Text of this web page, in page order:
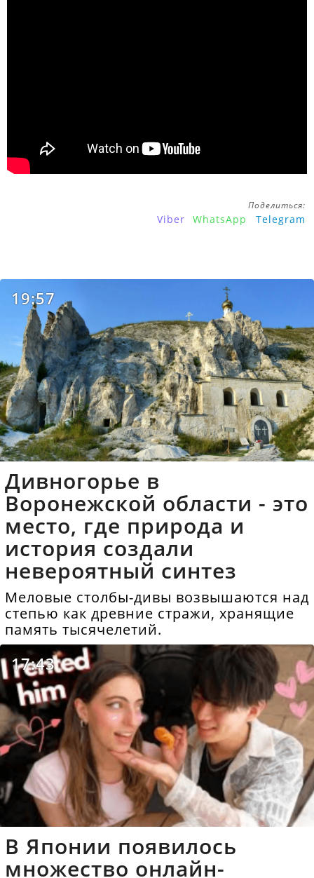
Поделиться:
Viber WhatsApp Telegram
19:57
Дивногорье в
Воронежской области - это
место, где природа и
история создали
невероятный синтез
Меловые столбы-дивы возвышаются над
степью как древние стражи, хранящие
память тысячелетий.
17:43
В Японии появилось
множество онлайн-